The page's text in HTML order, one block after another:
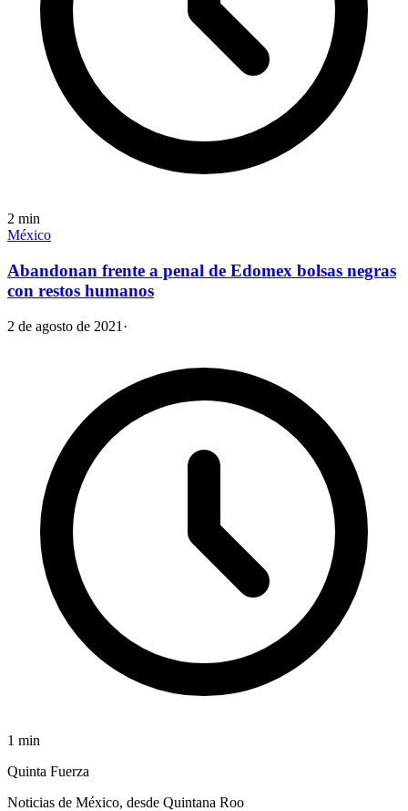
2 min
México
Abandonan frente a penal de Edomex bolsas negras
con restos humanos
2 de agosto de 2021 ·
1 min
Quinta Fuerza
Noticias de México, desde Quintana Roo